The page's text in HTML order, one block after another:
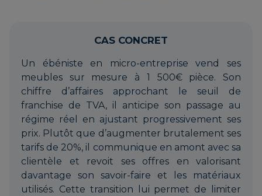
CAS CONCRET
Un ébéniste en micro-entreprise vend ses
meubles sur mesure à 1 500€ pièce. Son
chiffre d’affaires approchant le seuil de
franchise de TVA, il anticipe son passage au
régime réel en ajustant progressivement ses
prix. Plutôt que d’augmenter brutalement ses
tarifs de 20%, il communique en amont avec sa
clientèle et revoit ses offres en valorisant
davantage son savoir-faire et les matériaux
utilisés. Cette transition lui permet de limiter